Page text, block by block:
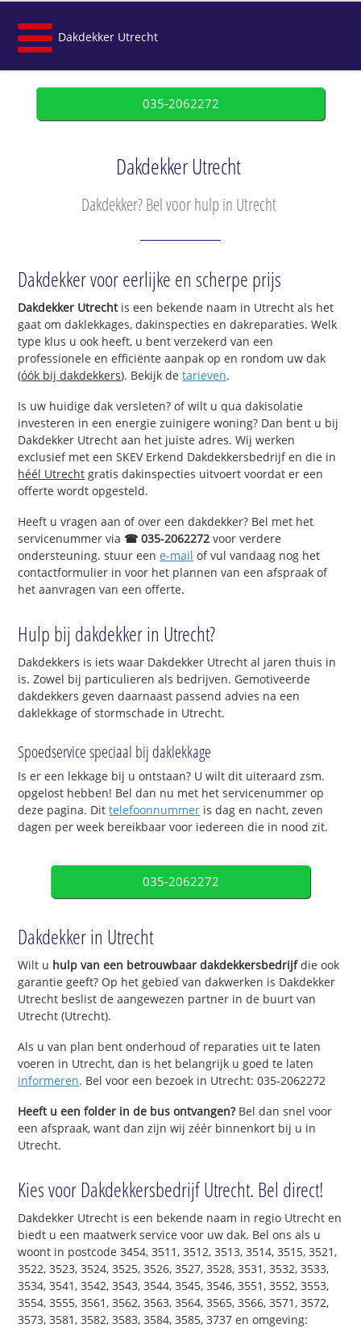
Dakdekker Utrecht
035-2062272
Dakdekker Utrecht
Dakdekker? Bel voor hulp in Utrecht
Dakdekker voor eerlijke en scherpe prijs
Dakdekker Utrechtis een bekende naam in Utrecht als het
gaat om daklekkages, dakinspecties en dakreparaties. Welk
type klus u ook heeft, u bent verzekerd van een
professionele en efficiënte aanpak op en rondom uw dak
(óók bij dakdekkers). Bekijk detarieven.
Is uw huidige dak versleten? of wilt u qua dakisolatie
investeren in een energie zuinigere woning? Dan bent u bij
Dakdekker Utrecht aan het juiste adres. Wij werken
exclusief met een SKEV Erkend Dakdekkersbedrijf en die in
héél Utrecht gratis dakinspecties uitvoert voordat er een
offerte wordt opgesteld.
Heeft u vragen aan of over een dakdekker? Bel met het
servicenummer via ☎ 035-2062272 voor verdere
ondersteuning. stuur eene-mail of vul vandaag nog het
contactformulier in voor het plannen van een afspraak of
het aanvragen van een offerte.
Hulp bij dakdekker in Utrecht?
Dakdekkers is iets waar Dakdekker Utrecht al jaren thuis in
is. Zowel bij particulieren als bedrijven. Gemotiveerde
dakdekkers geven daarnaast passend advies na een
daklekkage of stormschade in Utrecht.
Spoedservice speciaal bij daklekkage
Is er een lekkage bij u ontstaan? U wilt dit uiteraard zsm.
opgelost hebben! Bel dan nu met het servicenummer op
deze pagina. Dittelefoonnummer is dag en nacht, zeven
dagen per week bereikbaar voor iedereen die in nood zit.
035-2062272
Dakdekker in Utrecht
Wilt u hulp van een betrouwbaar dakdekkersbedrijfdie ook
garantie geeft? Op het gebied van dakwerken is Dakdekker
Utrecht beslist de aangewezen partner in de buurt van
Utrecht (Utrecht).
Als u van plan bent onderhoud of reparaties uit te laten
voeren in Utrecht, dan is het belangrijk u goed te laten
informeren. Bel voor een bezoek in Utrecht: 035-2062272
Heeft u een folder in de bus ontvangen?Bel dan snel voor
een afspraak, want dan zijn wij zéér binnenkort bij u in
Utrecht.
Kies voor Dakdekkersbedrijf Utrecht. Bel direct!
Dakdekker Utrecht is een bekende naam in regio Utrecht en
biedt u een maatwerk service voor uw dak. Bel ons als u
woont in postcode 3454, 3511, 3512, 3513, 3514, 3515, 3521,
3522, 3523, 3524, 3525, 3526, 3527, 3528, 3531, 3532, 3533,
3534, 3541, 3542, 3543, 3544, 3545, 3546, 3551, 3552, 3553,
3554, 3555, 3561, 3562, 3563, 3564, 3565, 3566, 3571, 3572,
3573, 3581, 3582, 3583, 3584, 3585, 3737 en omgeving: